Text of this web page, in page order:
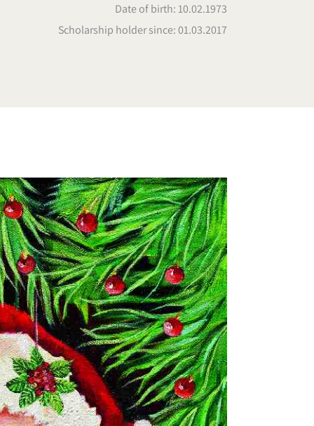
Date of birth: 10.02.1973
Scholarship holder since: 01.03.2017